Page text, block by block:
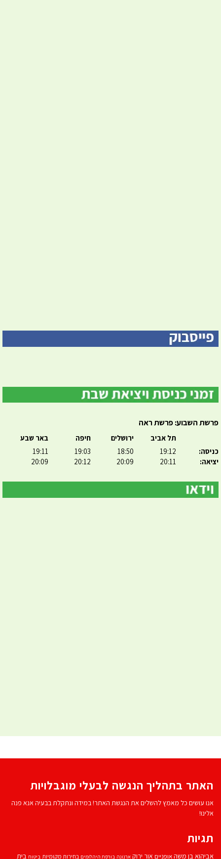
פרשת השבוע: פרשת ראה
כניסה:
יציאה:
תל אביב
19:12
20:11
ירושלים
18:50
20:09
חיפה
19:03
20:12
באר שבע
19:11
20:09
האתר בתהליך הנגשה לבעלי מוגבלויות
אנו עושים כל מאמץ להשלים את הנגשת האתר! במידה ונתקלת בבעיה אנא פנה
אלינו!
תגיות
אביהוא בן משהאופניים אור ירוק ארנונה בורסת היהלומים בחירות מקומיות ביטוח בית